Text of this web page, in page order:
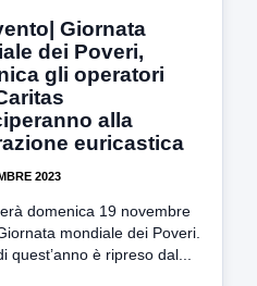
Giornata
dei Poveri,
gli operatori
alla
euricastica
2023
domenica 19 novembre
mondiale dei Poveri.
quest’anno è ripreso dal...